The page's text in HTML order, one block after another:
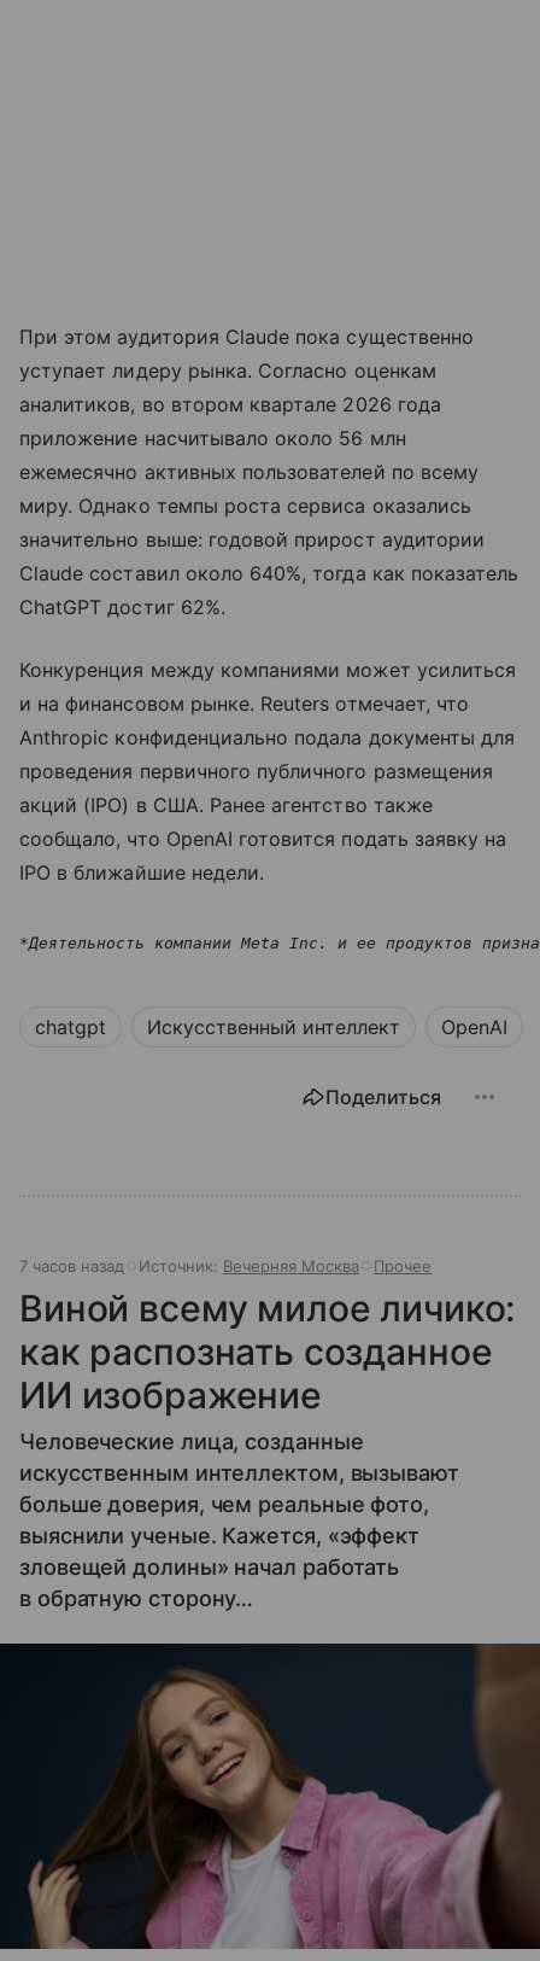
При этом аудитория Claude пока существенно
уступает лидеру рынка. Согласно оценкам
аналитиков, во втором квартале 2026 года
приложение насчитывало около 56 млн
ежемесячно активных пользователей по всему
миру. Однако темпы роста сервиса оказались
значительно выше: годовой прирост аудитории
Claude составил около 640%, тогда как показатель
ChatGPT достиг 62%.
Конкуренция между компаниями может усилиться
и на финансовом рынке. Reuters отмечает, что
Anthropic конфиденциально подала документы для
проведения первичного публичного размещения
акций (IPO) в США. Ранее агентство также
сообщало, что OpenAI готовится подать заявку на
IPO в ближайшие недели.
*Деятельность компании Meta Inc. и ее продуктов
chatgpt Искусственный интеллект OpenAI
Поделиться
7 часов назад Источник: Вечерняя Москва Прочее
Виной всему милое личико:
как распознать созданное
ИИ изображение
Человеческие лица, созданные
искусственным интеллектом, вызывают
больше доверия, чем реальные фото,
выяснили ученые. Кажется, «эффект
зловещей долины» начал работать
в обратную сторону…